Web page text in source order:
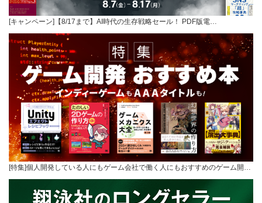
[キャンペーン]【8/17まで】AI時代の生存戦略セール！ PDF版電…
[特集]個人開発している人にもゲーム会社で働く人にもおすすめのゲーム開…